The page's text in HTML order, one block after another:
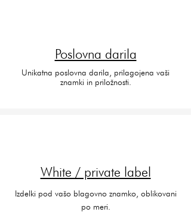
Poslovna darila
Unikatna poslovna darila, prilagojena vaši
znamki in priložnosti.
White / private label
Izdelki pod vašo blagovno znamko, oblikovani
po meri.